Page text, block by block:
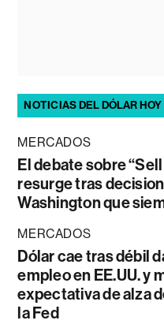
NOTICIAS DEL DÓLAR HOY
MERCADOS
El debate sobre
resurge tras
Washington que
MERCADOS
Dólar cae tras débil
empleo en EE.UU. y
expectativa de alza
la Fed